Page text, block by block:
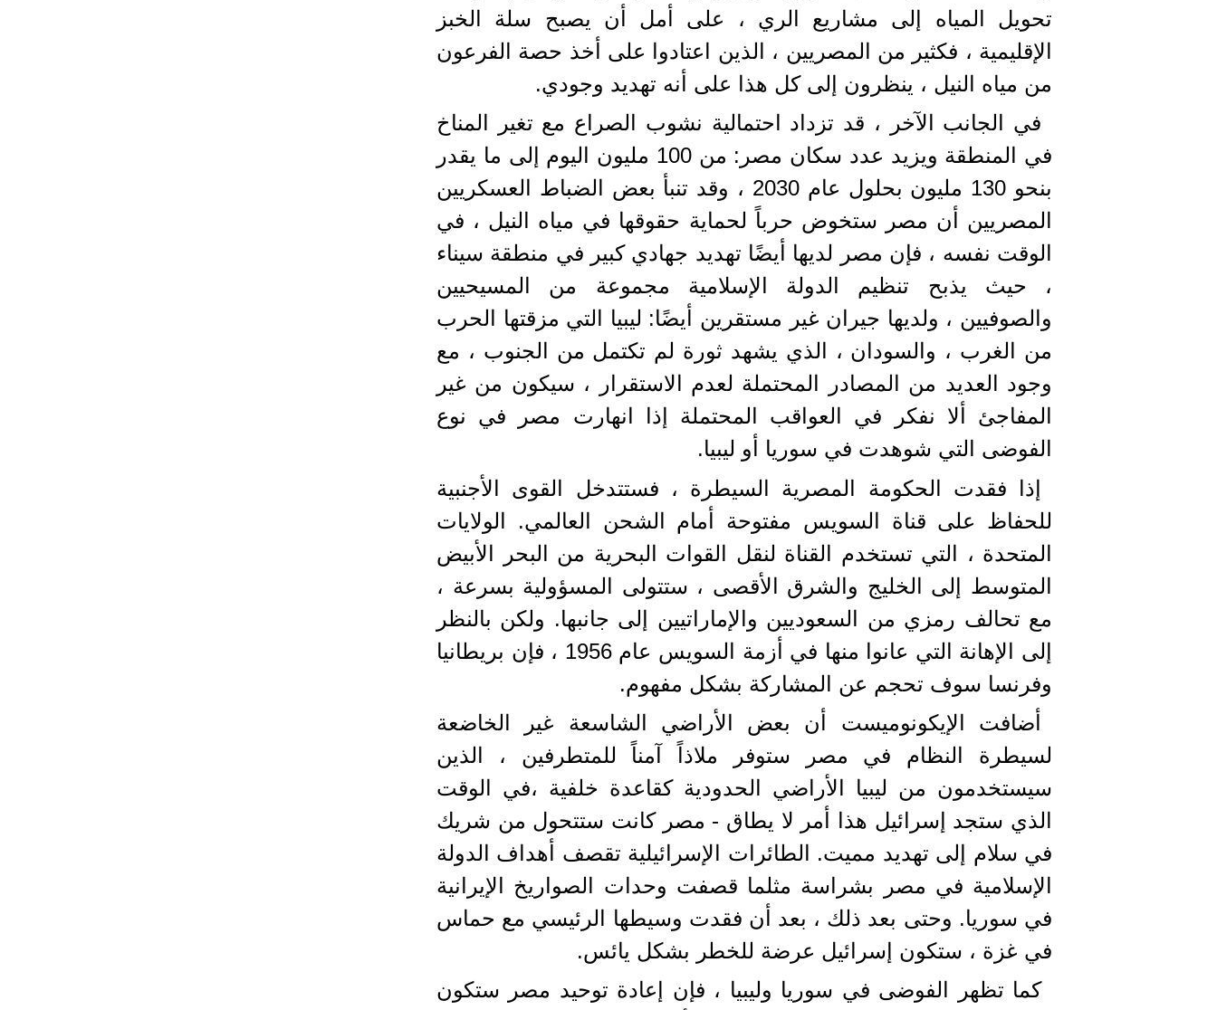
تحويل المياه إلى مشاريع الري ، على أمل أن يصبح سلة الخبز
الإقليمية ، فكثير من المصريين ، الذين اعتادوا على أخذ حصة الفرعون
من مياه النيل ، ينظرون إلى كل هذا على أنه تهديد وجودي.
في الجانب الآخر ، قد تزداد احتمالية نشوب الصراع مع تغير المناخ
في المنطقة ويزيد عدد سكان مصر: من 100 مليون اليوم إلى ما يقدر
بنحو 130 مليون بحلول عام 2030 ، وقد تنبأ بعض الضباط العسكريين
المصريين أن مصر ستخوض حرباً لحماية حقوقها في مياه النيل ، في
الوقت نفسه ، فإن مصر لديها أيضًا تهديد جهادي كبير في منطقة سيناء
، حيث يذبح تنظيم الدولة الإسلامية مجموعة من المسيحيين
والصوفيين ، ولديها جيران غير مستقرين أيضًا: ليبيا التي مزقتها الحرب
من الغرب ، والسودان ، الذي يشهد ثورة لم تكتمل من الجنوب ، مع
وجود العديد من المصادر المحتملة لعدم الاستقرار ، سيكون من غير
المفاجئ ألا نفكر في العواقب المحتملة إذا انهارت مصر في نوع
الفوضى التي شوهدت في سوريا أو ليبيا.
إذا فقدت الحكومة المصرية السيطرة ، فستتدخل القوى الأجنبية
للحفاظ على قناة السويس مفتوحة أمام الشحن العالمي. الولايات
المتحدة ، التي تستخدم القناة لنقل القوات البحرية من البحر الأبيض
المتوسط إلى الخليج والشرق الأقصى ، ستتولى المسؤولية بسرعة ،
مع تحالف رمزي من السعوديين والإماراتيين إلى جانبها. ولكن بالنظر
إلى الإهانة التي عانوا منها في أزمة السويس عام 1956 ، فإن بريطانيا
وفرنسا سوف تحجم عن المشاركة بشكل مفهوم.
أضافت الإيكونوميست أن بعض الأراضي الشاسعة غير الخاضعة
لسيطرة النظام في مصر ستوفر ملاذاً آمناً للمتطرفين ، الذين
سيستخدمون من ليبيا الأراضي الحدودية كقاعدة خلفية ،في الوقت
الذي ستجد إسرائيل هذا أمر لا يطاق - مصر كانت ستتحول من شريك
في سلام إلى تهديد مميت. الطائرات الإسرائيلية تقصف أهداف الدولة
الإسلامية في مصر بشراسة مثلما قصفت وحدات الصواريخ الإيرانية
في سوريا. وحتى بعد ذلك ، بعد أن فقدت وسيطها الرئيسي مع حماس
في غزة ، ستكون إسرائيل عرضة للخطر بشكل يائس.
كما تظهر الفوضى في سوريا وليبيا ، فإن إعادة توحيد مصر ستكون